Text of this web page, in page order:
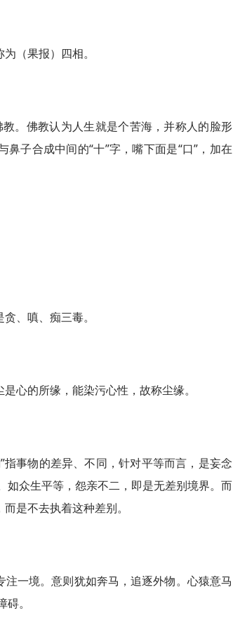
（果报）四相。
教。佛教认为人生就是个苦海，并称人的脸形
子合成中间的“十”字，嘴下面是“口”，加在
、嗔、痴三毒。
心的所缘，能染污心性，故称尘缘。
事物的差异、不同，针对平等而言，是妄念
如众生平等，怨亲不二，即是无差别境界。而
是不去执着这种差别。
一境。意则犹如奔马，追逐外物。心猿意马
。